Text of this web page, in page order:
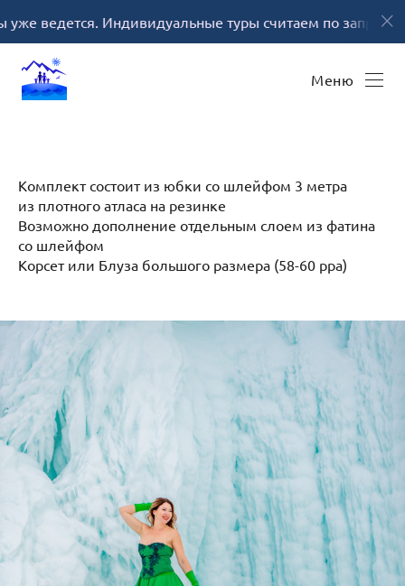
ФоминИндивидуальные туры считаем по запросу
Меню
Комплект состоит из юбки со шлейфом 3 метра
из плотного атласа на резинке
Возможно дополнение отдельным слоем из фатина
со шлейфом
Корсет или Блуза большого размера (58-60 рра)